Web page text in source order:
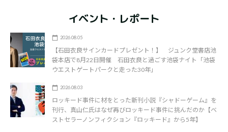
イベント・レポート
2026.08.05
【石田衣良サインカードプレゼント！】 ジュンク堂書店池
袋本店で8月22日開催 石田衣良と過ごす池袋ナイト「池袋
ウエストゲートパークと走った30年」
2026.08.03
ロッキード事件に材をとった新刊小説『シャドーゲーム』を
刊行、真山仁氏はなぜ再びロッキード事件に挑んだのか【ベ
ストセラーノンフィクション『ロッキード』から5年】